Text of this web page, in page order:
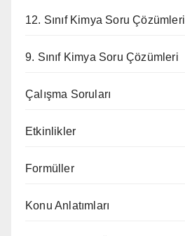
12. Sınıf Kimya Soru Çözümleri
9. Sınıf Kimya Soru Çözümleri
Çalışma Soruları
Etkinlikler
Formüller
Konu Anlatımları